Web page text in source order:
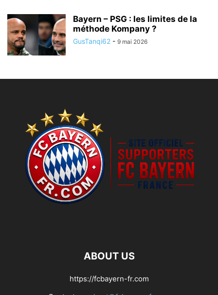
Bayern – PSG : les limites de la
méthode Kompany ?
GusTanqi62 - 9 mai 2026
ABOUT US
https://fcbayern-fr.com